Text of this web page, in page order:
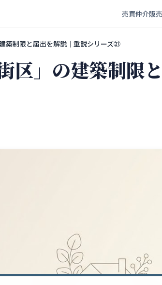
売買仲介販
築制限と届出を解説｜重説シリーズ㉑
区」の建築制限